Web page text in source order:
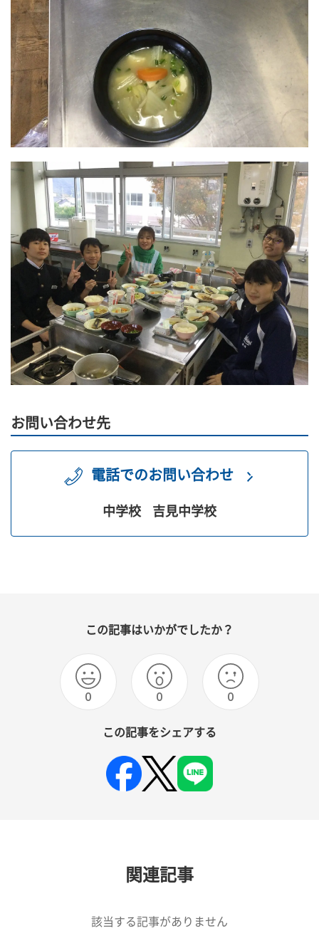
お問い合わせ先
電話でのお問い合わせ
中学校 吉見中学校
この記事はいかがでしたか？
0 0 0
この記事をシェアする
関連記事
該当する記事がありません